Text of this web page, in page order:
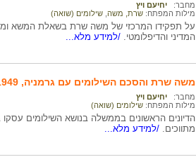
מחבר:
יחיעם ויץ
מילות המפתח: שרת, משה שילומים (שואה)
על תפקידו המרכזי של משה שרת בשאלת המשא
המדיני והדיפלומטי. /למידע מלא...
משה שרת והסכם השילומים עם גרמניה, 1952-1949 : חלק ג'
מחבר:
יחיעם ויץ
מילות המפתח: שילומים (שואה)
הדיונים הראשונים בממשלה בנושא השילומים
מתווכים. /למידע מלא...